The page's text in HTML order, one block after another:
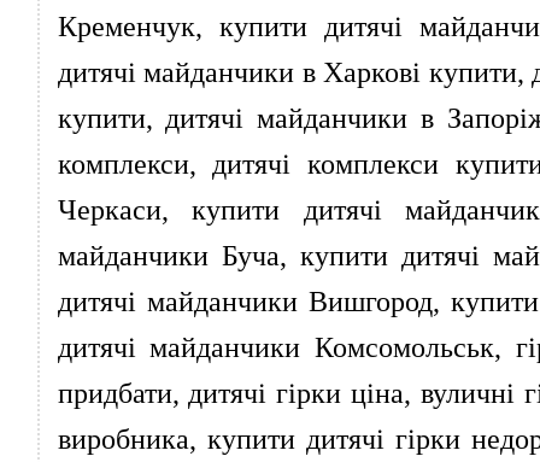
Кременчук, купити дитячі
дитячі майданчики в Харкові
купити, дитячі майданчики в
комплекси, дитячі комплекси
Черкаси, купити дитячі
майданчики Буча, купити дитячі
дитячі майданчики Вишгород,
дитячі майданчики Комсомольськ,
придбати, дитячі гірки ціна, вуличні
виробника, купити дитячі гірки